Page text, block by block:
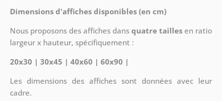
Dimensions d'affiches disponibles (en cm)
Nous proposons des affiches dansquatre tailles en ratio
largeur x hauteur, spécifiquement :
20x30 | 30x45 | 40x60 | 60x90 |
Les dimensions des affiches sont données avec leur
cadre.